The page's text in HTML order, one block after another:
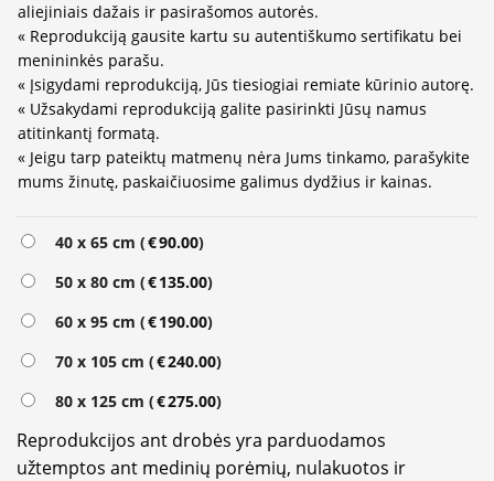
aliejiniais dažais ir pasirašomos autorės.
« Reprodukciją gausite kartu su autentiškumo sertifikatu bei
menininkės parašu.
« Įsigydami reprodukciją, Jūs tiesiogiai remiate kūrinio autorę.
« Užsakydami reprodukciją galite pasirinkti Jūsų namus
atitinkantį formatą.
« Jeigu tarp pateiktų matmenų nėra Jums tinkamo, parašykite
mums žinutę, paskaičiuosime galimus dydžius ir kainas.
40 x 65 cm (€90.00)
50 x 80 cm (€135.00)
60 x 95 cm (€190.00)
70 x 105 cm (€240.00)
80 x 125 cm (€275.00)
Reprodukcijos ant drobės yra parduodamos
užtemptos ant medinių porėmių, nulakuotos ir
Alternative: